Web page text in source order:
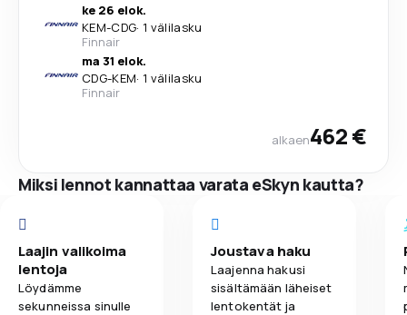
ke 26 elok.
KEM-CDG· 1 välilasku
Finnair
ma 31 elok.
CDG-KEM· 1 välilasku
Finnair
alkaen462 €
Miksi lennot kannattaa varata eSkyn kautta?
Laajin valikoima
lentoja
Löydämme
sekunneissa sinulle
Joustava haku
Laajenna hakusi
sisältämään läheiset
lentokentät ja